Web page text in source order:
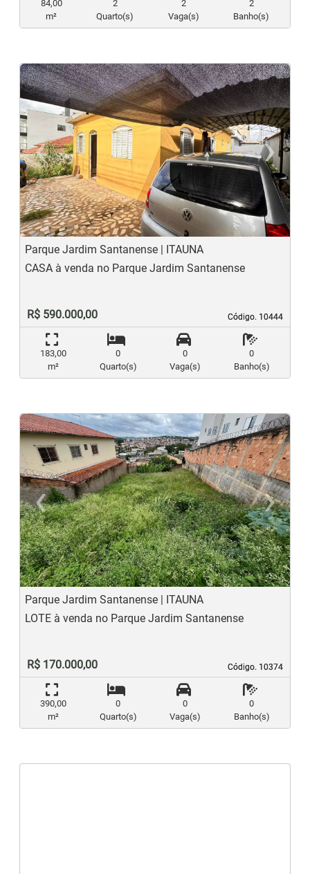
84,00
m²
2
Quarto(s)
2
Vaga(s)
2
Banho(s)
‹
Previous
›
Parque Jardim Santanense | ITAUNA
Código. 10444
Código. 10444
CASA à venda no Parque Jardim Santanense
R$ 590.000,00
183,00
m²
0
Quarto(s)
0
Vaga(s)
0
Banho(s)
‹
Previous
›
Parque Jardim Santanense | ITAUNA
Código. 10374
Código. 10374
LOTE à venda no Parque Jardim Santanense
R$ 170.000,00
390,00
m²
0
Quarto(s)
0
Vaga(s)
0
Banho(s)